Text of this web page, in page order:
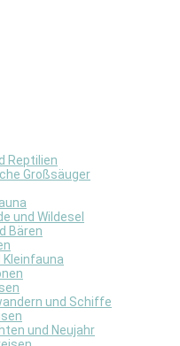
Reptilien
Großsäuger
und Wildesel
Bären
Kleinfauna
und Schiffe
und Neujahr